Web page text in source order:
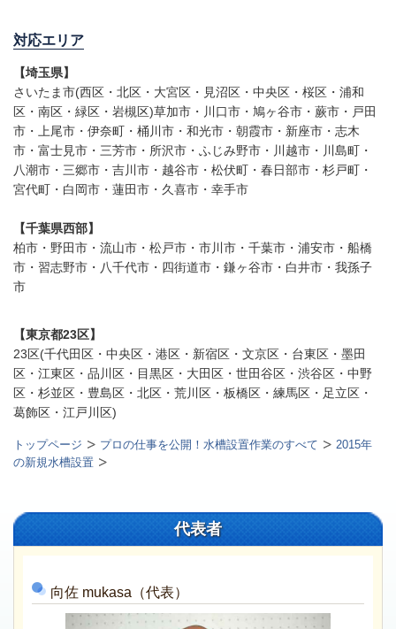
対応エリア
【埼玉県】
さいたま市(西区・北区・大宮区・見沼区・中央区・桜区・浦和
区・南区・緑区・岩槻区)草加市・川口市・鳩ヶ谷市・蕨市・戸田
市・上尾市・伊奈町・桶川市・和光市・朝霞市・新座市・志木
市・富士見市・三芳市・所沢市・ふじみ野市・川越市・川島町・
八潮市・三郷市・吉川市・越谷市・松伏町・春日部市・杉戸町・
宮代町・白岡市・蓮田市・久喜市・幸手市
【千葉県西部】
柏市・野田市・流山市・松戸市・市川市・千葉市・浦安市・船橋
市・習志野市・八千代市・四街道市・鎌ヶ谷市・白井市・我孫子
市
【東京都23区】
23区(千代田区・中央区・港区・新宿区・文京区・台東区・墨田
区・江東区・品川区・目黒区・大田区・世田谷区・渋谷区・中野
区・杉並区・豊島区・北区・荒川区・板橋区・練馬区・足立区・
葛飾区・江戸川区)
トップページ プロの仕事を公開！水槽設置作業のすべて
2015年
の新規水槽設置
代表者
向佐 mukasa（代表）